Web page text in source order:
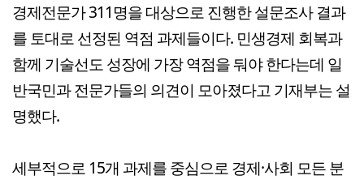
경제전문가 311명을 대상으로 진행한 설문조사 결과
를 토대로 선정된 역점 과제들이다. 민생경제 회복과
함께 기술선도 성장에 가장 역점을 둬야 한다는데 일
반국민과 전문가들의 의견이 모아졌다고 기재부는 설
명했다.
세부적으로 15개 과제를 중심으로 경제·사회 모든 분